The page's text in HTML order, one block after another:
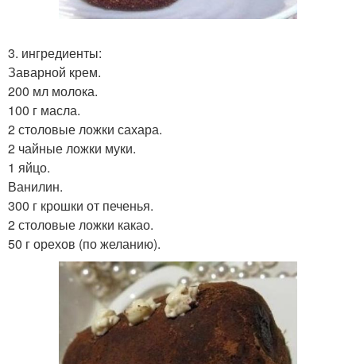
3. ингредиенты:
Заварной крем.
200 мл молока.
100 г масла.
2 столовые ложки сахара.
2 чайные ложки муки.
1 яйцо.
Ванилин.
300 г крошки от печенья.
2 столовые ложки какао.
50 г орехов (по желанию).